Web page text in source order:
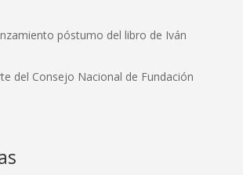
póstumo del libro de Iván
del Consejo Nacional de Fundación